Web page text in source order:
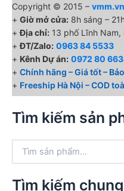
Copyright © 2015 – vmm.vn
+ Giờ mở cửa: 8h sáng –
+Địa chỉ: 13 phố Lĩnh
+ĐT/Zalo: 0963 84 5533
+ Kênh Dự án: 0972 80
+ Chính hãng – Giá tốt –
+ Freeship Hà Nội – COD
Tìm kiếm sản
k
Tìm kiếm chung